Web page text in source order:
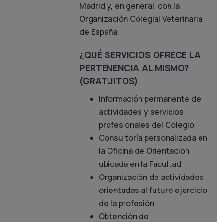
Madrid y, en general, con la
Organización Colegial Veterinaria
de España
¿QUÉ SERVICIOS OFRECE LA
PERTENENCIA AL MISMO?
(GRATUITOS)
Información permanente de
actividades y servicios
profesionales del Colegio
Consultoría personalizada en
la Oficina de Orientación
ubicada en la Facultad
Organización de actividades
orientadas al futuro ejercicio
de la profesión.
Obtención de